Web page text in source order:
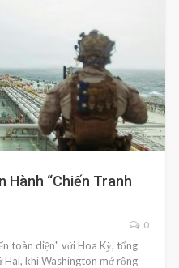
Hành “chiến Tranh
0
toàn diện" với Hoa Kỳ, tổng
khi Washington mở rộng